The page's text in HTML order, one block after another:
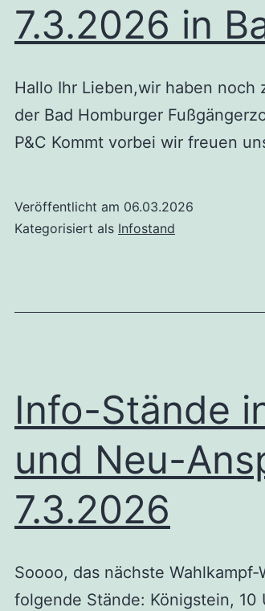
7.3.2026 in
Hallo Ihr Lieben,wir haben
der Bad Homburger
P&C Kommt vorbei wir freuen
Veröffentlicht am 06.03.2026
Kategorisiert als Infostand
Info-Stände
und Neu-
7.3.2026
Soooo, das nächste
folgende Stände: Königstein,